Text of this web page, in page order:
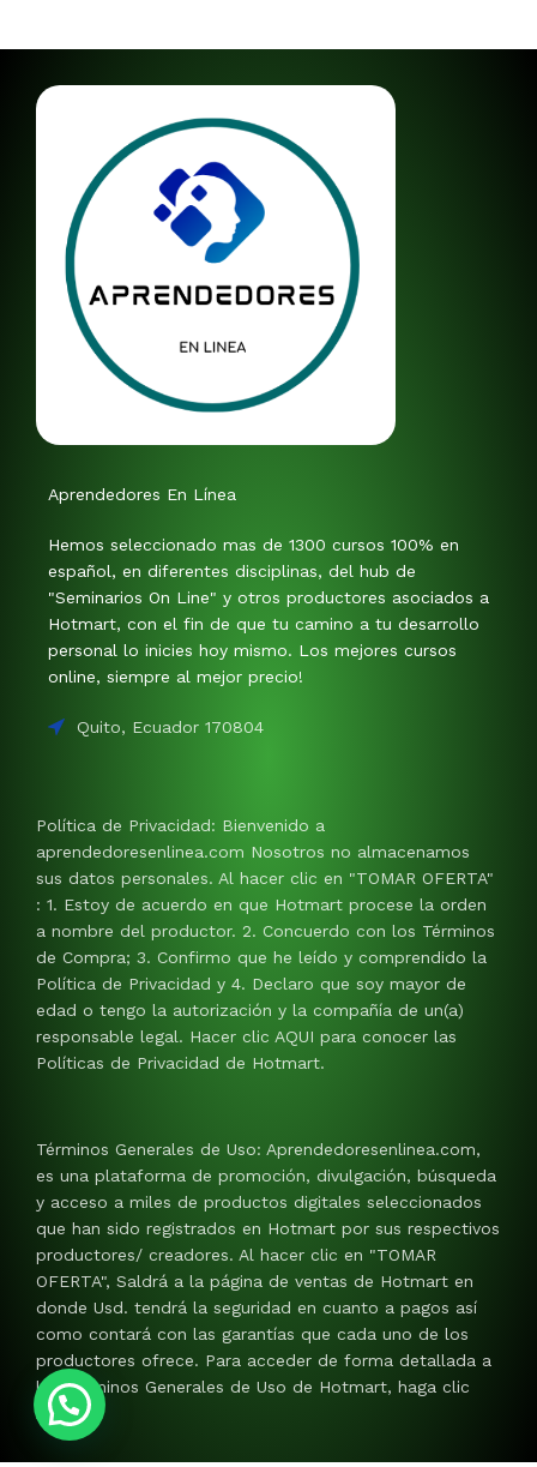
Aprendedores En Línea
Hemos seleccionado mas de 1300 cursos 100% en
español, en diferentes disciplinas, del hub de
"Seminarios On Line" y otros productores asociados a
Hotmart, con el fin de que tu camino a tu desarrollo
personal lo inicies hoy mismo. Los mejores cursos
online, siempre al mejor precio!
Quito, Ecuador 170804
Política de Privacidad: Bienvenido a
aprendedoresenlinea.com Nosotros no almacenamos
sus datos personales. Al hacer clic en "TOMAR OFERTA"
: 1. Estoy de acuerdo en que Hotmart procese la orden
a nombre del productor. 2. Concuerdo con los Términos
de Compra; 3. Confirmo que he leído y comprendido la
Política de Privacidad y 4. Declaro que soy mayor de
edad o tengo la autorización y la compañía de un(a)
responsable legal. Hacer clic AQUI para conocer las
Políticas de Privacidad de Hotmart.
Términos Generales de Uso: Aprendedoresenlinea.com,
es una plataforma de promoción, divulgación, búsqueda
y acceso a miles de productos digitales seleccionados
que han sido registrados en Hotmart por sus respectivos
productores/ creadores. Al hacer clic en "TOMAR
OFERTA", Saldrá a la página de ventas de Hotmart en
donde Usd. tendrá la seguridad en cuanto a pagos así
como contará con las garantías que cada uno de los
productores ofrece. Para acceder de forma detallada a
los Términos Generales de Uso de Hotmart, haga clic
AQUI.